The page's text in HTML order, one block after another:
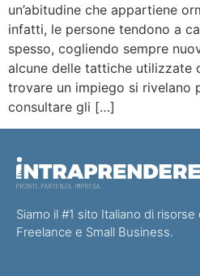
un’abitudine che appartiene
infatti, le persone tendono a
spesso, cogliendo sempre
alcune delle tattiche utilizzate
trovare un impiego si rivelano
consultare gli […]
Siamo il #1 sito Italiano di
Freelance e Small Business.